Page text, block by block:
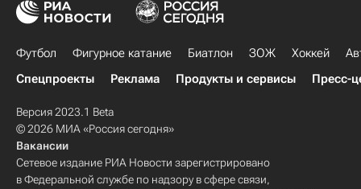
Футбол Фигурное катание Биатлон ЗОЖ Хоккей
Спецпроекты
Реклама Продукты и сервисы Пресс-
Версия 2023.1 Beta
© 2026 МИА «Россия сегодня»
Вакансии
Сетевое издание РИА Новости зарегистрировано
в Федеральной службе по надзору в сфере связи,